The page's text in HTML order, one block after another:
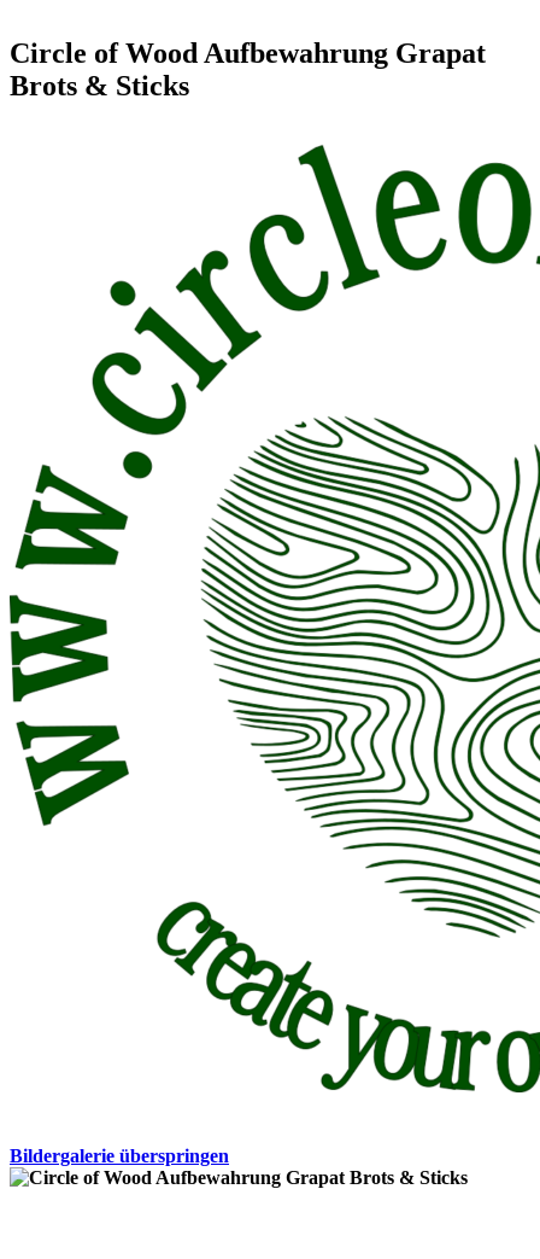
Circle of Wood Aufbewahrung Grapat
Brots & Sticks
Bildergalerie überspringen